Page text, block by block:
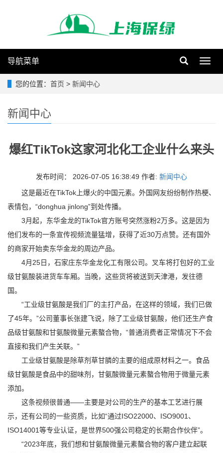
导航菜单
您的位置： 首页 > 新闻中心
新闻中心
爆红TikTok这家河北化工企业什么来头
发布时间： 2026-07-05 16:38:49 作者: 新闻中心
这是最近在TikTok上爆火的中国元素。外国网友纷纷制作热梗、
表情包，“donghua jinlong”到处传播。
3月起，东华金龙的TikTok官方账号突然涨粉2万多。这是因为
他们发布的一条宣传视频流量猛增，获得了近30万点赞。还有国外
的商家开始卖东华金龙的周边产品。
4月25日，石家庄东华金龙化工有限公司。叉车将打包好的工业
级甘氨酸装进货车车厢。当晚，这些货将被送到天津港，发往德
国。
“工业级甘氨酸是我们厂的主打产品，在这样的领域，我们已做
了45年。”公司董事长张建飞说，除了工业级甘氨酸，他们还生产食
品级甘氨酸和甘氨酸微量元素螯合物，“普通消费者正常情况下不会
直接和我们产生关联。”
工业级甘氨酸是除草剂草甘膦的主要的组成原材料之一。食品
级甘氨酸是食品中的甜味剂，甘氨酸微量元素螯合物用于微量元素
添加。
这条视频很普通——主要是对公司的生产的基本工艺进行展
示，还有公司的一些资质，比如“通过ISO22000、ISO9001、
ISO14001等专业认证，是世界500强公司稳定的长期合作伙伴”。
“2023年底，我们想和甘氨酸微量元素螯合物的客户建立起联